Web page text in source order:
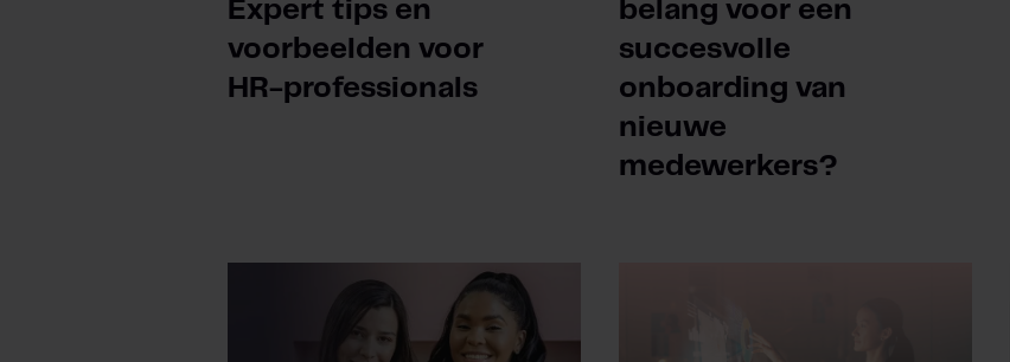
Expert tips en
voorbeelden voor
HR-professionals
belang voor een
succesvolle
onboarding van
nieuwe
medewerkers?